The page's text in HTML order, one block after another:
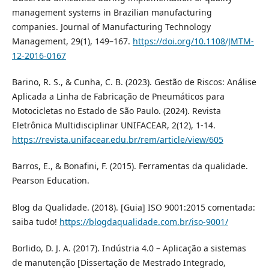
management systems in Brazilian manufacturing
companies. Journal of Manufacturing Technology
Management, 29(1), 149–167. https://doi.org/10.1108/JMTM-
12-2016-0167
Barino, R. S., & Cunha, C. B. (2023). Gestão de Riscos: Análise
Aplicada a Linha de Fabricação de Pneumáticos para
Motocicletas no Estado de São Paulo. (2024). Revista
Eletrônica Multidisciplinar UNIFACEAR, 2(12), 1-14.
https://revista.unifacear.edu.br/rem/article/view/605
Barros, E., & Bonafini, F. (2015). Ferramentas da qualidade.
Pearson Education.
Blog da Qualidade. (2018). [Guia] ISO 9001:2015 comentada:
saiba tudo! https://blogdaqualidade.com.br/iso-9001/
Borlido, D. J. A. (2017). Indústria 4.0 – Aplicação a sistemas
de manutenção [Dissertação de Mestrado Integrado,